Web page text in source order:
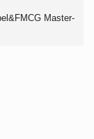
Master-